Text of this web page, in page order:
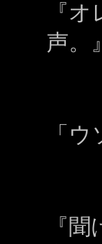
『
声。
「
『